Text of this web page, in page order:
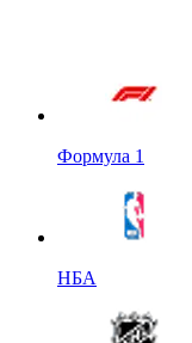
Формула 1
НБА